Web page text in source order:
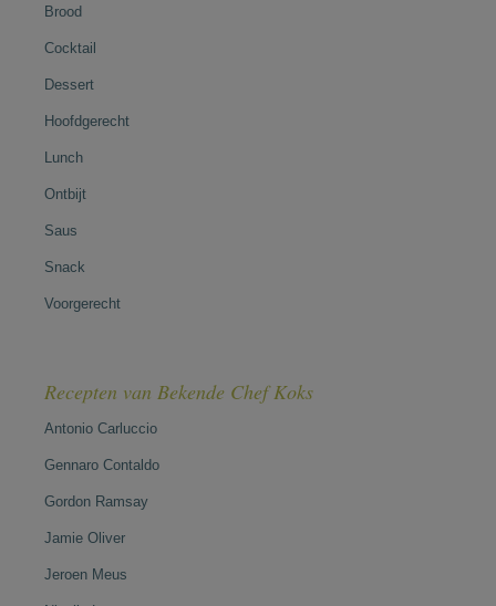
Brood
Cocktail
Dessert
Hoofdgerecht
Lunch
Ontbijt
Saus
Snack
Voorgerecht
Recepten van Bekende Chef Koks
Antonio Carluccio
Gennaro Contaldo
Gordon Ramsay
Jamie Oliver
Jeroen Meus